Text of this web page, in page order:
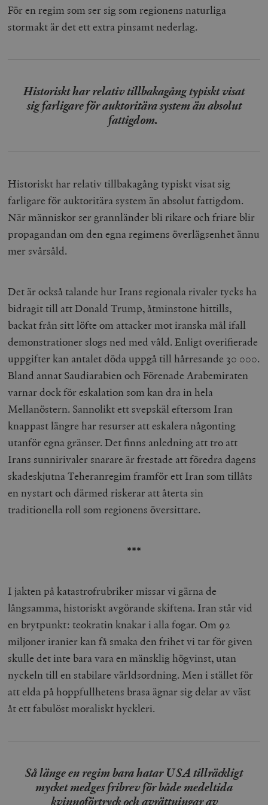
För en regim som ser sig som regionens naturliga
stormakt är det ett extra pinsamt nederlag.
Historiskt har relativ tillbakagång typiskt visat
sig farligare för auktoritära system än absolut
fattigdom.
Historiskt har relativ tillbakagång typiskt visat sig
farligare för auktoritära system än absolut fattigdom.
När människor ser grannländer bli rikare och friare blir
propagandan om den egna regimens överlägsenhet ännu
mer svårsåld.
Det är också talande hur Irans regionala rivaler tycks ha
bidragit till att Donald Trump, åtminstone hittills,
backat från sitt löfte om attacker mot iranska mål ifall
demonstrationer slogs ned med våld. Enligt overifierade
uppgifter kan antalet döda uppgå till hårresande 30 000.
Bland annat Saudiarabien och Förenade Arabemiraten
varnar dock för eskalation som kan dra in hela
Mellanöstern. Sannolikt ett svepskäl eftersom Iran
knappast längre har resurser att eskalera någonting
utanför egna gränser. Det finns anledning att tro att
Irans sunnirivaler snarare är frestade att föredra dagens
skadeskjutna Teheranregim framför ett Iran som tillåts
en nystart och därmed riskerar att återta sin
traditionella roll som regionens översittare.
***
I jakten på katastrofrubriker missar vi gärna de
långsamma, historiskt avgörande skiftena. Iran står vid
en brytpunkt: teokratin knakar i alla fogar. Om 92
miljoner iranier kan få smaka den frihet vi tar för given
skulle det inte bara vara en mänsklig högvinst, utan
nyckeln till en stabilare världsordning. Men i stället för
att elda på hoppfullhetens brasa ägnar sig delar av väst
åt ett fabulöst moraliskt hyckleri.
Så länge en regim bara hatar USA tillräckligt
mycket medges fribrev för både medeltida
kvinnoförtryck och avrättningar av